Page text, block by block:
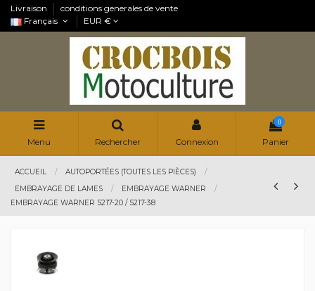
Livraison
conditions generales de vente
Français
EUR €
Menu Rechercher Connexion
0
Panier
ACCUEIL
AUTOPORTÉES (TOUTES LES PIÈCES)
EMBRAYAGE DE LAMES
EMBRAYAGE WARNER
EMBRAYAGE WARNER 5217-20 / 5217-38